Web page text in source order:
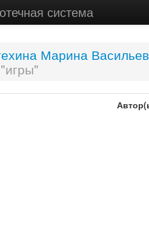
система
Марина